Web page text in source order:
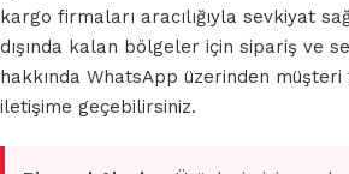
kargo firmaları aracılığıyla sevkiyat
dışında kalan bölgeler için sipariş ve
hakkında WhatsApp üzerinden
iletişime geçebilirsiniz.